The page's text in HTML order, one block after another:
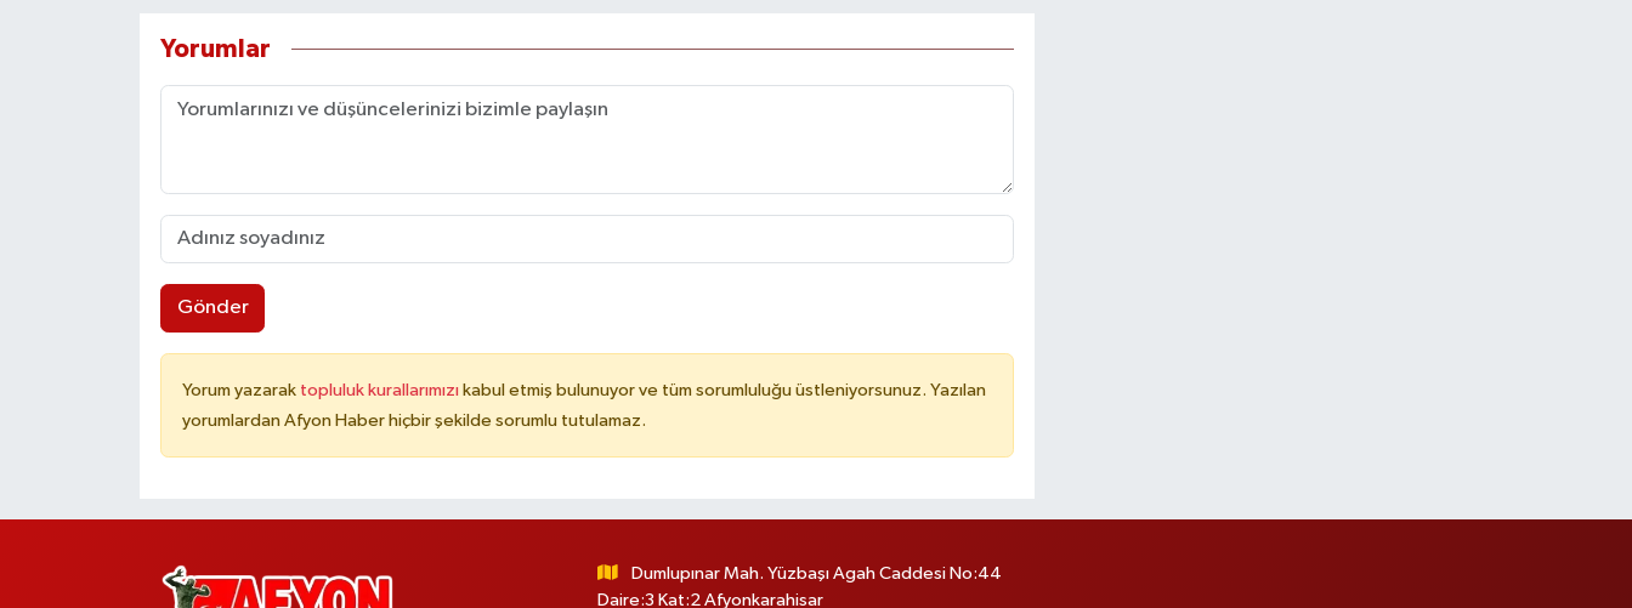
Yorumlar
Gönder
Yorum yazarak topluluk kurallarımızı kabul etmiş bulunuyor ve tüm sorumluluğu üstleniyorsunuz. Yazılan
yorumlardan Afyon Haber hiçbir şekilde sorumlu tutulamaz.
Dumlupınar Mah. Yüzbaşı Agah Caddesi No:44
Daire:3 Kat:2 Afyonkarahisar